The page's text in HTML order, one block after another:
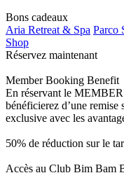
Bons cadeaux
Aria Retreat & Spa Parco
Shop
Réservez maintenant
Member Booking Benefit
En réservant le
bénéficierez d’une
exclusive avec les
50% de réduction sur le
Accès au Club Bim Bam